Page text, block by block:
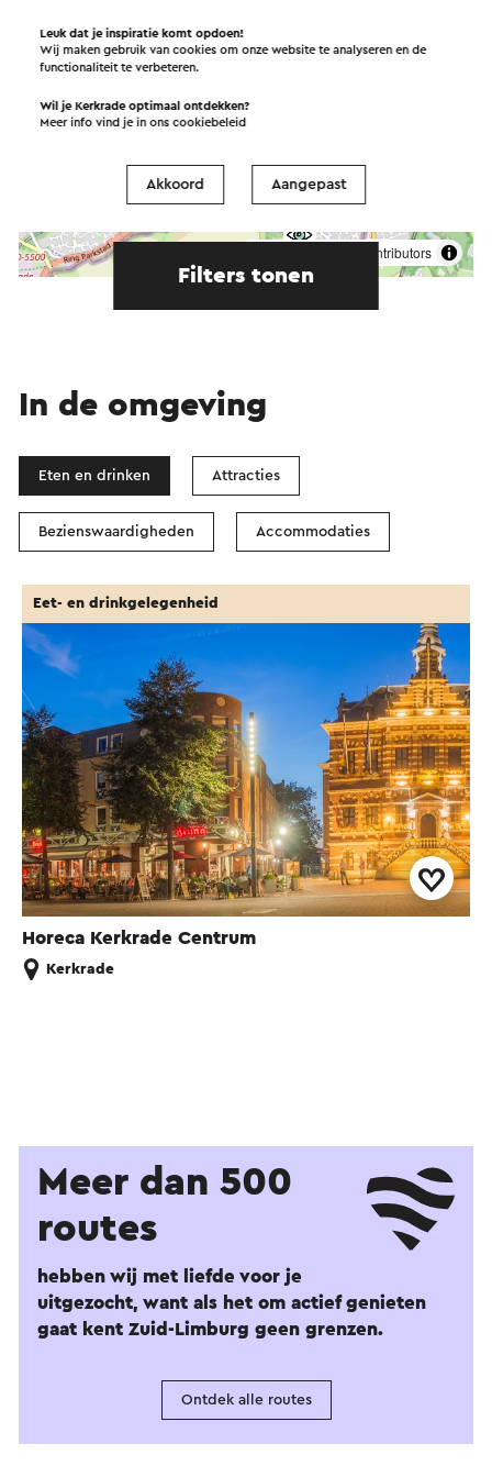
contributors
Start de route
Filters tonen
In de omgeving
Eten en drinken Attracties
Bezienswaardigheden Accommodaties
Horeca Kerkrade Centrum
Eet- en drinkgelegenheid
Kerkrade
Meer dan 500
routes
hebben wij met liefde voor je
uitgezocht, want als het om actief genieten
gaat kent Zuid-Limburg geen grenzen.
Ontdek alle routes
Leuk dat je inspiratie komt opdoen!
Wij maken gebruik van cookies om onze website te analyseren en de
functionaliteit te verbeteren.
Wil je Kerkrade optimaal ontdekken?
Meer info vind je in onscookiebeleid
Akkoord Aangepast